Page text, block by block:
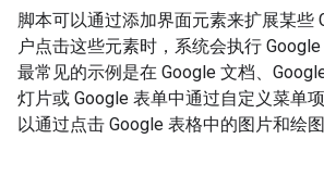
脚本可以通过添加界面元素来扩展某些
户点击这些元素时，系统会执行 Google
最常见的示例是在 Google 文档、
灯片或 Google 表单中通过自定义菜单
以通过点击 Google 表格中的图片和绘